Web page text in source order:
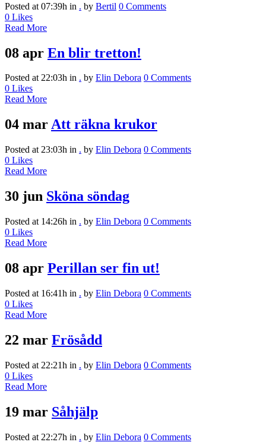
Posted at 07:39h in . by Bertil 0 Comments
0 Likes
Read More
08 apr En blir tretton!
Posted at 22:03h in . by Elin Debora 0 Comments
0 Likes
Read More
04 marAtt räkna krukor
Posted at 23:03h in . by Elin Debora 0 Comments
0 Likes
Read More
30 jun Sköna söndag
Posted at 14:26h in . by Elin Debora 0 Comments
0 Likes
Read More
08 apr Perillan ser fin ut!
Posted at 16:41h in . by Elin Debora 0 Comments
0 Likes
Read More
22 mar Frösådd
Posted at 22:21h in . by Elin Debora 0 Comments
0 Likes
Read More
19 mar Såhjälp
Posted at 22:27h in . by Elin Debora 0 Comments